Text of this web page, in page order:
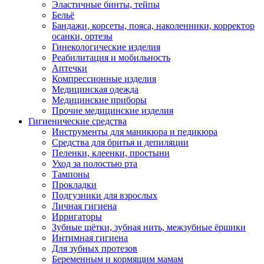
Эластичные бинты, тейпы
Бельё
Бандажи, корсеты, пояса, наколенники, корректор
осанки, ортезы
Гинекологические изделия
Реабилитация и мобильность
Аптечки
Компрессионные изделия
Медицинская одежда
Медицинские приборы
Прочие медицинские изделия
Гигиенические средства
Инструменты для маникюра и педикюра
Средства для бритья и депиляции
Пеленки, клеенки, простыни
Уход за полостью рта
Тампоны
Прокладки
Подгузники для взрослых
Личная гигиена
Ирригаторы
Зубные щётки, зубная нить, межзубные ёршики
Интимная гигиена
Для зубных протезов
Беременным и кормящим мамам